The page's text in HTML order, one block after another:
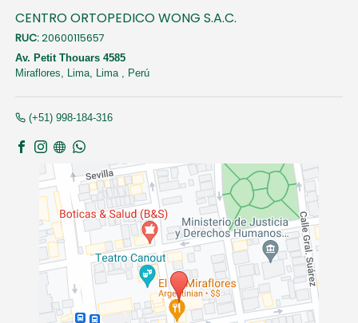
CENTRO ORTOPEDICO WONG S.A.C.
RUC:20600115657
Av. Petit Thouars 4585
Miraflores,
Lima, Lima Perú
(+51) 998-184-316